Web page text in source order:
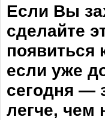
Если Вы
сделайте
появиться
если уже
сегодня —
легче, чем